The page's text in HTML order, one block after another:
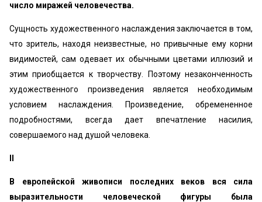
число миражей человечества.
Сущность художественного наслаждения заключается в том,
что зритель, находя неизвестные, но привычные ему корни
видимостей, сам одевает их обычными цветами иллюзий и
этим приобщается к творчеству. Поэтому незаконченность
художественного произведения является необходимым
условием наслаждения. Произведение, обремененное
подробностями, всегда дает впечатление насилия,
совершаемого над душой человека.
В европейской живописи последних веков вся сила
выразительности человеческой фигуры была